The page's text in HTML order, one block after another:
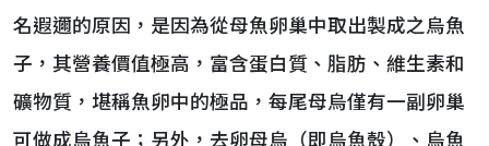
名遐邇的原因，是因為從母魚卵巢中取出製成之烏魚
子，其營養價值極高，富含蛋白質、脂肪、維生素和
礦物質，堪稱魚卵中的極品，每尾母烏僅有一副卵巢
可做成烏魚子；另外，去卵母烏（即烏魚殼）、烏魚